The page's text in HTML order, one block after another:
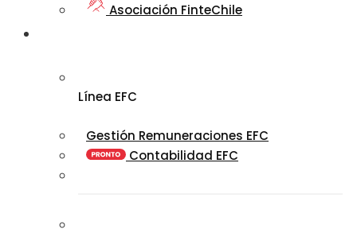
Asociación FinteChile
Línea EFC
Gestión Remuneraciones EFC
Contabilidad EFC